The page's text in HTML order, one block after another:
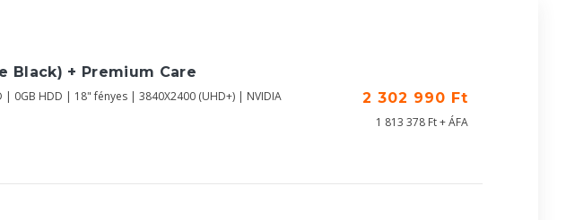
Black) + Premium Care
| 0GB HDD | 18" fényes | 3840X2400 (UHD+) | NVIDIA
2 302 990 Ft
1 813 378 Ft + ÁFA